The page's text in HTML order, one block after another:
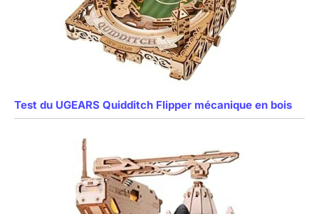
Test du UGEARS Quidditch Flipper mécanique en bois